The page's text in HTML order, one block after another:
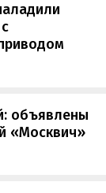
объявлены
«Москвич»